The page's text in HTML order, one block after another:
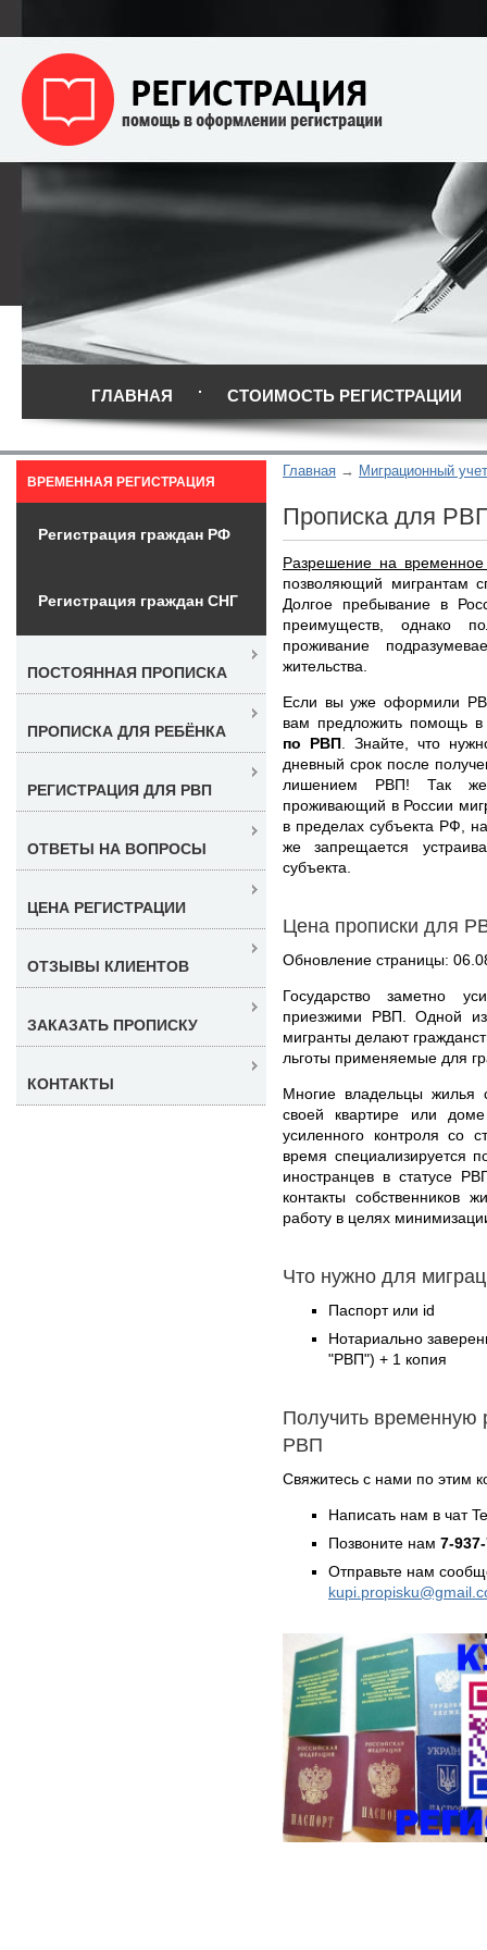
ГЛАВНАЯ СТОИМОСТЬ РЕГИСТРАЦИИ
Главная Миграционный
Прописка для
Разрешение на
позволяющий мигрантам
Долгое пребывание в
преимуществ, однако
проживание
жительства.
Если вы уже оформили
вам предложить помощь
по РВП. Знайте, что
дневный срок после
лишением РВП! Так
проживающий в России
в пределах субъекта РФ,
же запрещается
субъекта.
Цена прописки для
Обновление страницы:
Государство заметно
приезжими РВП. Одной из
мигранты делают
льготы применяемые для
Многие владельцы жилья
своей квартире или
усиленного контроля
время специализируется
иностранцев в статусе
контакты собственников
работу в целях
Что нужно для
Паспорт или id
Нотариально
"РВП") + 1 копия
Получить временную
РВП
Свяжитесь с нами по этим
Написать нам в чат
Позвоните нам 7-
Отправьте нам
ВРЕМЕННАЯ РЕГИСТРАЦИЯ
Регистрация граждан РФ
Регистрация граждан СНГ
ПОСТОЯННАЯ ПРОПИСКА
ПРОПИСКА ДЛЯ РЕБЁНКА
РЕГИСТРАЦИЯ ДЛЯ РВП
ОТВЕТЫ НА ВОПРОСЫ
ЦЕНА РЕГИСТРАЦИИ
ОТЗЫВЫ КЛИЕНТОВ
ЗАКАЗАТЬ ПРОПИСКУ
КОНТАКТЫ